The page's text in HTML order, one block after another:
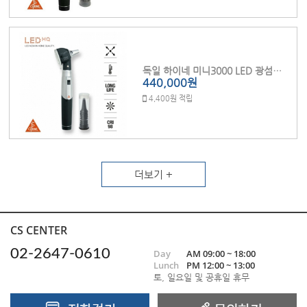
독일 하이네 미니3000 LED 광섬유 검이경 (D70FL)
440,000원
4,400원 적립
더보기 +
CS CENTER
02-2647-0610
Day
AM 09:00 ~ 18:00
Lunch
PM 12:00 ~ 13:00
토, 일요일 및 공휴일 휴무